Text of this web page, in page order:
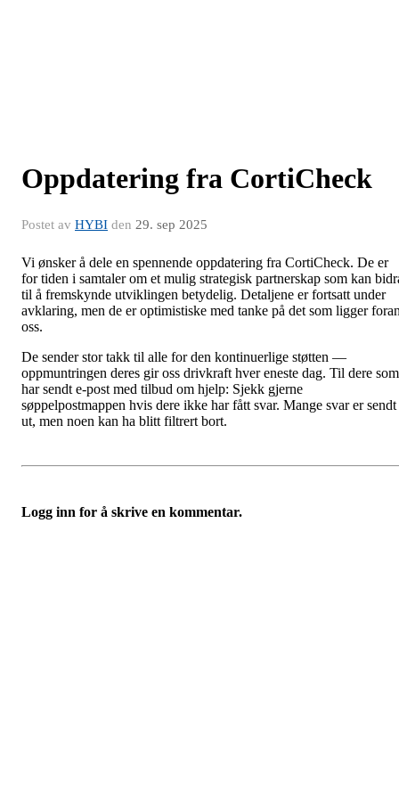
Oppdatering fra CortiCheck
Postet av HYBI den 29. sep 2025
Vi ønsker å dele en spennende oppdatering fra CortiCheck. De er
for tiden i samtaler om et mulig strategisk partnerskap som kan
til å fremskynde utviklingen betydelig. Detaljene er fortsatt under
avklaring, men de er optimistiske med tanke på det som ligger
oss.
De sender stor takk til alle for den kontinuerlige støtten —
oppmuntringen deres gir oss drivkraft hver eneste dag. Til dere som
har sendt e-post med tilbud om hjelp: Sjekk gjerne
søppelpostmappen hvis dere ikke har fått svar. Mange svar er sendt
ut, men noen kan ha blitt filtrert bort.
Logg inn for å skrive en kommentar.